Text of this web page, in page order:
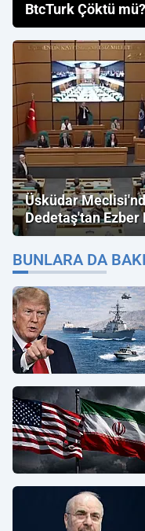
BtcTurk Çöktü
Üsküdar
Dedetaş'tan Ezber
"İmamoğlu" Çıkışı!
BUNLARA DA